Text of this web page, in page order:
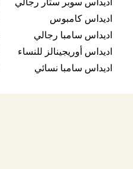
اديداس سوبر ستار رجالي
اديداس كامبوس
اديداس سامبا رجالي
اديداس أوريجينالز للنساء
اديداس سامبا نسائي